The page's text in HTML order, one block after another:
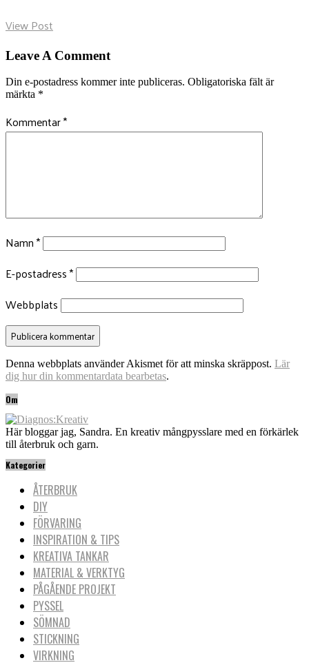
View Post
Leave A Comment
Din e-postadress kommer inte publiceras. Obligatoriska fält är
märkta *
Kommentar*
Namn*
E-postadress*
Webbplats
Denna webbplats använder Akismet för att minska skräppost. Lär
dig hur din kommentardata bearbetas.
Om
Här bloggar jag, Sandra. En kreativ mångpysslare med en förkärlek
till återbruk och garn.
Kategorier
ÅTERBRUK
DIY
FÖRVARING
INSPIRATION & TIPS
KREATIVA TANKAR
MATERIAL & VERKTYG
PÅGÅENDE PROJEKT
PYSSEL
SÖMNAD
STICKNING
VIRKNING